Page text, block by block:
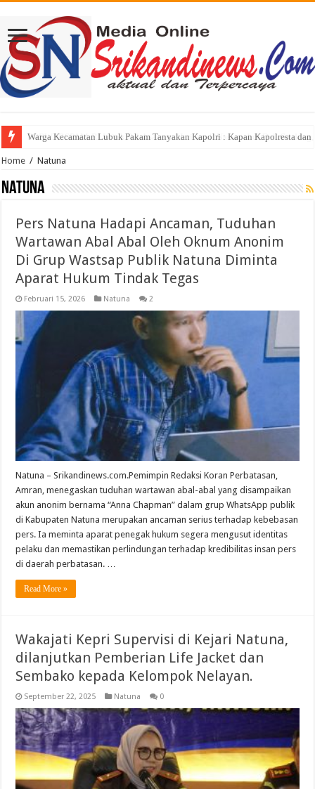
FORWARSPAM-RI Kritik Pelaksanaan Hari Anak Nasional di Deli
Home / Natuna
Natuna
Pers Natuna Hadapi Ancaman, Tuduhan
Wartawan Abal Abal Oleh Oknum Anonim
Di Grup Wastsap Publik Natuna Diminta
Aparat Hukum Tindak Tegas
Februari 15, 2026 Natuna 2
Natuna – Srikandinews.com.Pemimpin Redaksi Koran Perbatasan,
Amran, menegaskan tuduhan wartawan abal-abal yang disampaikan
akun anonim bernama “Anna Chapman” dalam grup WhatsApp publik
di Kabupaten Natuna merupakan ancaman serius terhadap kebebasan
pers. Ia meminta aparat penegak hukum segera mengusut identitas
pelaku dan memastikan perlindungan terhadap kredibilitas insan pers
di daerah perbatasan. …
Read More »
Wakajati Kepri Supervisi di Kejari Natuna,
dilanjutkan Pemberian Life Jacket dan
Sembako kepada Kelompok Nelayan.
September 22, 2025 Natuna 0